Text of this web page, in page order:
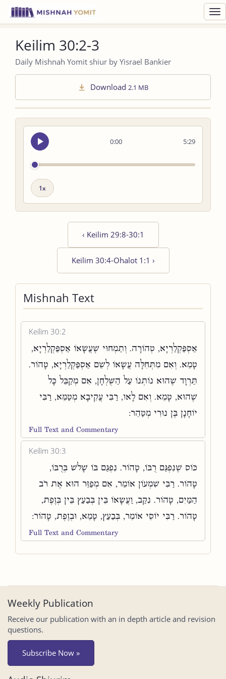
Keilim 30:2-3
Daily Mishnah Yomit shiur by Yisrael Bankier
Download 2.1 MB
0:00
Seek
audio
5:29
Playback
‹ Keilim 29:8-30:1
Keilim 30:4-Ohalot 1:1 ›
Mishnah Text
Keilim 30:2
אַסְפַּקְלַרְיָא, טְהוֹרָה. וְתַמְחוּי שֶׁעֲשָׂאוֹ אַסְפַּקְלַרְיָא,
טָמֵא. וְאִם מִתְּחִלָּה עֲשָׂאוֹ לְשֵׁם אַסְפַּקְלַרְיָא, טָהוֹר.
תַּרְוָד שֶׁהוּא נוֹתְנוֹ עַל הַשֻּׁלְחָן, אִם מְקַבֵּל כָּל
שֶׁהוּא, טָמֵא. וְאִם לָאו, רַבִּי עֲקִיבָא מְטַמֵּא, רַבִּי
יוֹחָנָן בֶּן נוּרִי מְטַהֵר:
Full Text and Commentary
Keilim 30:3
כּוֹס שֶׁנִּפְגַּם רֻבּוֹ, טָהוֹר. נִפְגַּם בּוֹ שָׁלֹשׁ בְּרֻבּוֹ,
טָהוֹר. רַבִּי שִׁמְעוֹן אוֹמֵר, אִם מְפַזֵּר הוּא אֶת רֹב
הַמַּיִם, טָהוֹר. נִקַּב, וַעֲשָׂאוֹ בֵּין בְּבַעַץ בֵּין בְּזֶפֶת,
טָהוֹר. רַבִּי יוֹסֵי אוֹמֵר, בְּבַעַץ, טָמֵא, וּבְזֶפֶת, טָהוֹר:
Full Text and Commentary
Weekly Publication
Receive our publication with an in depth article and revision
questions.
Subscribe Now »